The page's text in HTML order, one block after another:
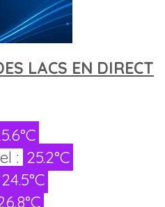
LACS EN DIRECT
: 25.2°C
24.5°C